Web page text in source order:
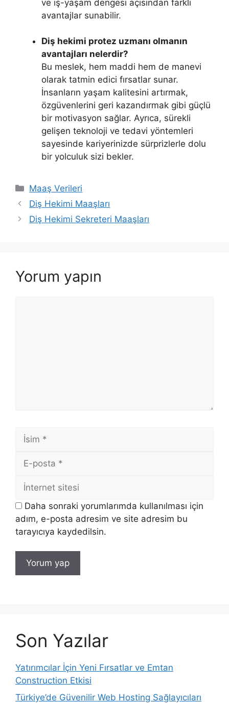
ve iş-yaşam dengesi açısından farklı
avantajlar sunabilir.
Diş hekimi protez uzmanı olmanın
avantajları nelerdir?
Bu meslek, hem maddi hem de manevi
olarak tatmin edici fırsatlar sunar.
İnsanların yaşam kalitesini artırmak,
özgüvenlerini geri kazandırmak gibi güçlü
bir motivasyon sağlar. Ayrıca, sürekli
gelişen teknoloji ve tedavi yöntemleri
sayesinde kariyerinizde sürprizlerle dolu
bir yolculuk sizi bekler.
Kategoriler
Maaş Verileri
Diş Hekimi Maaşları
Diş Hekimi Sekreteri Maaşları
Yorum yapın
İsim
posta
İnternet
sitesi
Daha sonraki yorumlarımda kullanılması için
adım, e-posta adresim ve site adresim bu
tarayıcıya kaydedilsin.
Son Yazılar
Yatırımcılar İçin Yeni Fırsatlar ve Emtan
Construction Etkisi
Türkiye’de Güvenilir Web Hosting Sağlayıcıları